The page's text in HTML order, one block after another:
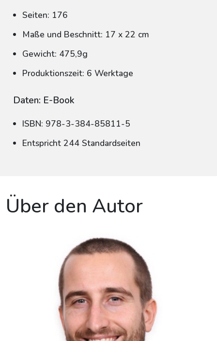
Seiten: 176
Maße und Beschnitt: 17 x 22 cm
Gewicht: 475,9g
Produktionszeit: 6 Werktage
Daten: E-Book
ISBN: 978-3-384-85811-5
Entspricht 244 Standardseiten
Über den Autor